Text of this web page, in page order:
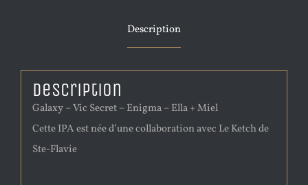
Description
Description
Galaxy – Vic Secret – Enigma – Ella + Miel
Cette IPA est née d’une collaboration avec Le Ketch de
Ste-Flavie